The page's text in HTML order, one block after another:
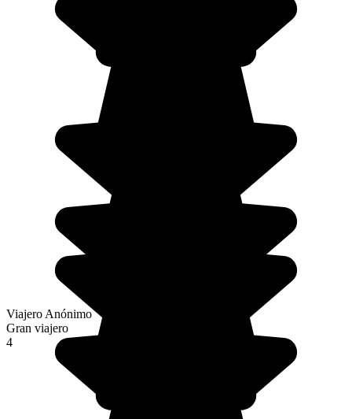
Viajero Anónimo
Gran viajero
4